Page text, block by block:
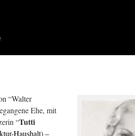
“Walter
Ehe, mit
“Tutti
Haushalt)–